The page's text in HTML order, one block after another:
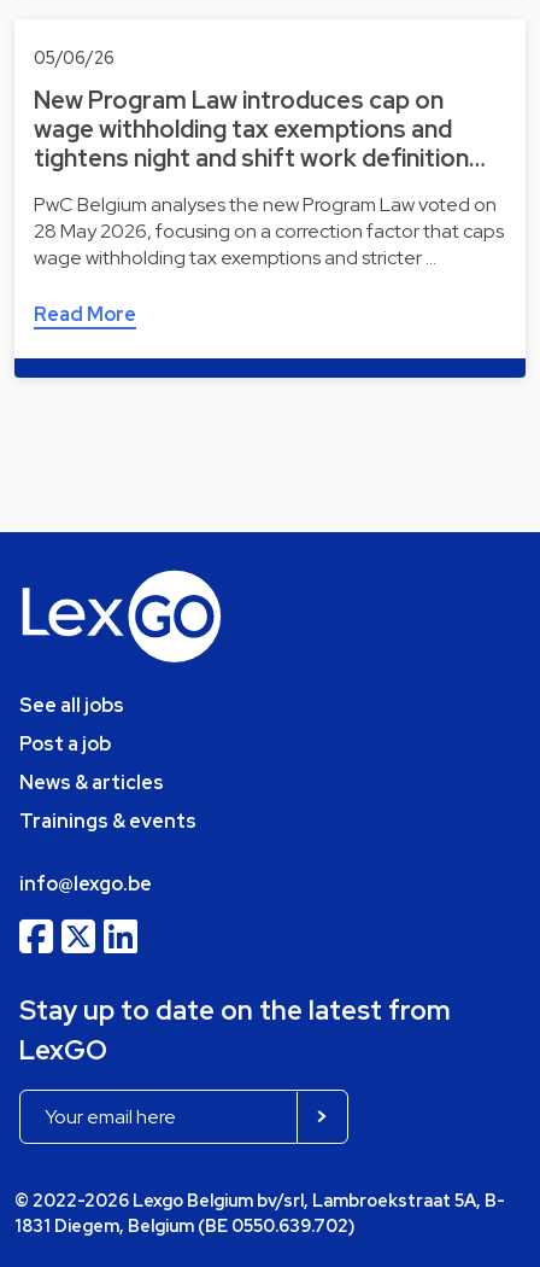
05/06/26
New Program Law introduces cap on
wage withholding tax exemptions and
tightens night and shift work definition…
PwC Belgium analyses the new Program Law voted on
28 May 2026, focusing on a correction factor that caps
wage withholding tax exemptions and stricter …
Read More
See all jobs
Post a job
News & articles
Trainings & events
info@lexgo.be
Stay up to date on the latest from
LexGO
© 2022-2026 Lexgo Belgium bv/srl, Lambroekstraat 5A, B-
1831 Diegem, Belgium (BE 0550.639.702)